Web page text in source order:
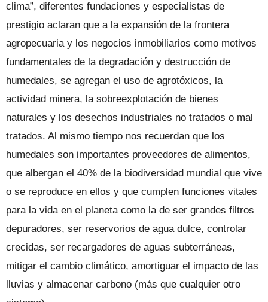
clima”, diferentes fundaciones y especialistas de
prestigio aclaran que a la expansión de la frontera
agropecuaria y los negocios inmobiliarios como motivos
fundamentales de la degradación y destrucción de
humedales, se agregan el uso de agrotóxicos, la
actividad minera, la sobreexplotación de bienes
naturales y los desechos industriales no tratados o mal
tratados. Al mismo tiempo nos recuerdan que los
humedales son importantes proveedores de alimentos,
que albergan el 40% de la biodiversidad mundial que vive
o se reproduce en ellos y que cumplen funciones vitales
para la vida en el planeta como la de ser grandes filtros
depuradores, ser reservorios de agua dulce, controlar
crecidas, ser recargadores de aguas subterráneas,
mitigar el cambio climático, amortiguar el impacto de las
lluvias y almacenar carbono (más que cualquier otro